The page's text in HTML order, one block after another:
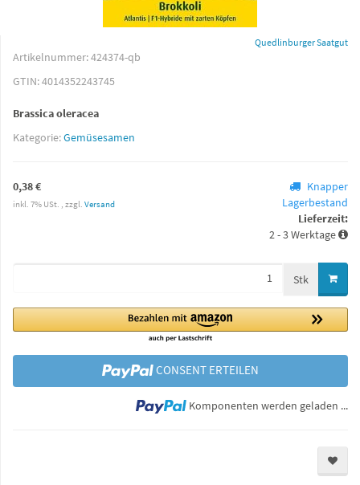
Quedlinburger Saatgut
Artikelnummer:424374-qb
GTIN:4014352243745
Brassica oleracea
Kategorie:Gemüsesamen
0,38 €
inkl. 7% USt. , zzgl. Versand
Knapper
Lagerbestand
Lieferzeit:
2 - 3 Werktage
Stk
CONSENT ERTEILEN
Komponenten werden geladen ...